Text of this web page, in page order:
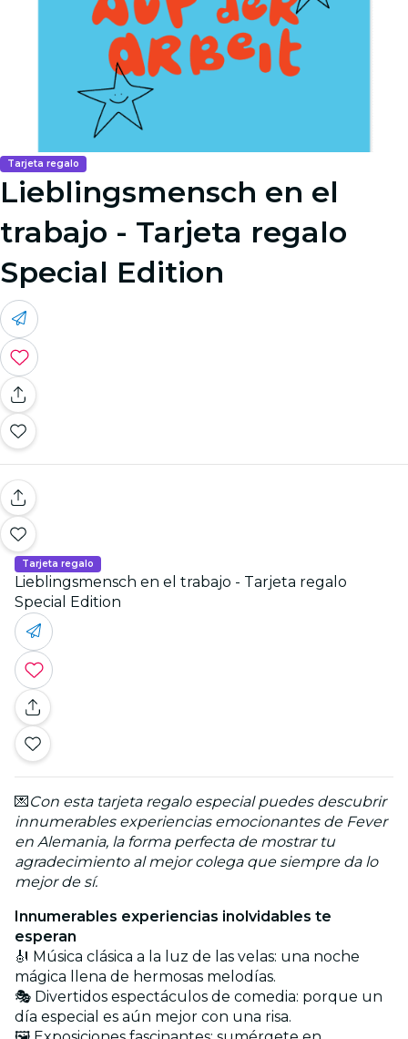
Tarjeta regalo
Lieblingsmensch en el
trabajo - Tarjeta regalo
Special Edition
Tarjeta regalo
Lieblingsmensch en el trabajo - Tarjeta regalo
Special Edition
💌Con esta tarjeta regalo especial puedes descubrir
innumerables experiencias emocionantes de Fever
en Alemania, la forma perfecta de mostrar tu
agradecimiento al mejor colega que siempre da lo
mejor de sí.
Innumerables experiencias inolvidables te
esperan
🎻 Música clásica a la luz de las velas: una noche
mágica llena de hermosas melodías.
🎭 Divertidos espectáculos de comedia: porque un
día especial es aún mejor con una risa.